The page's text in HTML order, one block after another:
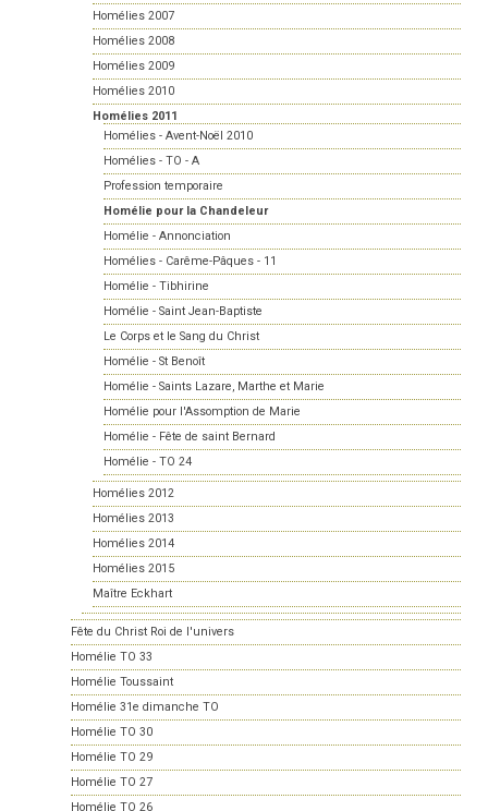
Homélies 2007
Homélies 2008
Homélies 2009
Homélies 2010
Homélies 2011
Homélies - Avent-Noël 2010
Homélies - TO - A
Profession temporaire
Homélie pour la Chandeleur
Homélie - Annonciation
Homélies - Carême-Pâques - 11
Homélie - Tibhirine
Homélie - Saint Jean-Baptiste
Le Corps et le Sang du Christ
Homélie - St Benoît
Homélie - Saints Lazare, Marthe et Marie
Homélie pour l'Assomption de Marie
Homélie - Fête de saint Bernard
Homélie - TO 24
Homélies 2012
Homélies 2013
Homélies 2014
Homélies 2015
Maître Eckhart
Fête du Christ Roi de l'univers
Homélie TO 33
Homélie Toussaint
Homélie 31e dimanche TO
Homélie TO 30
Homélie TO 29
Homélie TO 27
Homélie TO 26